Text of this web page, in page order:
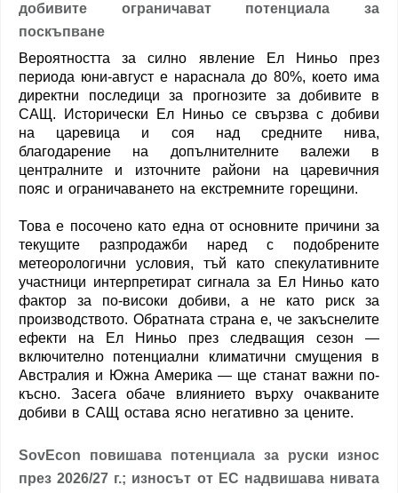
добивите ограничават потенциала за
поскъпване
Вероятността за силно явление Ел Ниньо през
периода юни-август е нараснала до 80%, което има
директни последици за прогнозите за добивите в
САЩ. Исторически Ел Ниньо се свързва с добиви
на царевица и соя над средните нива,
благодарение на допълнителните валежи в
централните и източните райони на царевичния
пояс и ограничаването на екстремните горещини.
Това е посочено като една от основните причини за
текущите разпродажби наред с подобрените
метеорологични условия, тъй като спекулативните
участници интерпретират сигнала за Ел Ниньо като
фактор за по-високи добиви, а не като риск за
производството. Обратната страна е, че закъснелите
ефекти на Ел Ниньо през следващия сезон —
включително потенциални климатични смущения в
Австралия и Южна Америка — ще станат важни по-
късно. Засега обаче влиянието върху очакваните
добиви в САЩ остава ясно негативно за цените.
SovEcon повишава потенциала за руски износ
през 2026/27 г.; износът от ЕС надвишава нивата